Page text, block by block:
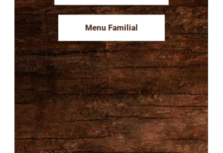
Service de traiteur
Menu Familial